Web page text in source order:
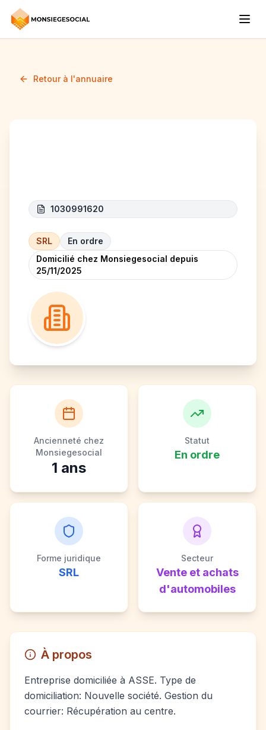
Retour à l'annuaire
1030991620
SRL
En ordre
Domicilié chez Monsiegesocial depuis
25/11/2025
Ancienneté chez
Monsiegesocial
1 ans
Statut
En ordre
Forme juridique
SRL
Secteur
Vente et achats
d'automobiles
À propos
Entreprise domiciliée à ASSE. Type de
domiciliation: Nouvelle société. Gestion du
courrier: Récupération au centre.